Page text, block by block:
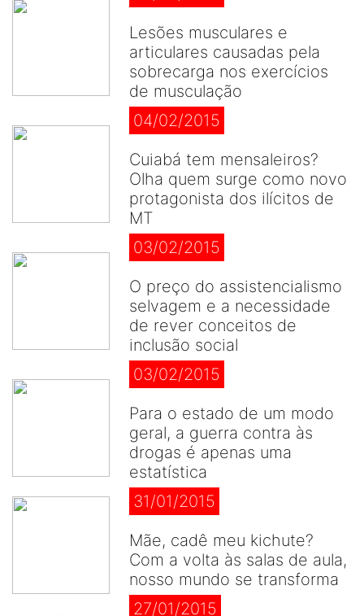
Lesões musculares e
articulares causadas pela
sobrecarga nos exercícios
de musculação
04/02/2015
Cuiabá tem mensaleiros?
Olha quem surge como novo
protagonista dos ilícitos de
MT
03/02/2015
O preço do assistencialismo
selvagem e a necessidade
de rever conceitos de
inclusão social
03/02/2015
Para o estado de um modo
geral, a guerra contra às
drogas é apenas uma
estatística
31/01/2015
Mãe, cadê meu kichute?
Com a volta às salas de aula,
nosso mundo se transforma
27/01/2015